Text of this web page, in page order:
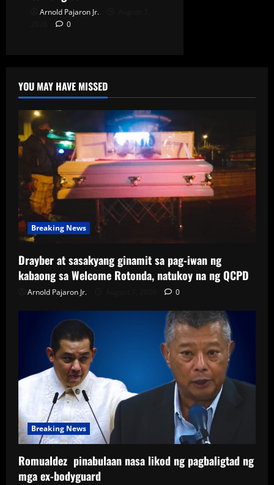
Arnold Pajaron Jr.
0
YOU MAY HAVE MISSED
Breaking News
Drayber at sasakyang ginamit sa pag-iwan ng
kabaong sa Welcome Rotonda, natukoy na ng QCPD
Arnold Pajaron Jr. 0
Breaking News
Romualdez pinabulaan nasa likod ng pagbaligtad ng
mga ex-bodyguard